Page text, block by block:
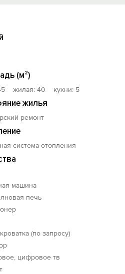
(м²)
жилая: 40 кухни: 5
жилья
ремонт
система отопления
машина
печь
(по запросу)
цифровое тв